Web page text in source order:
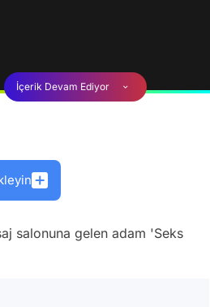
İçerik Devam Ediyor
salonuna gelen adam 'Seks